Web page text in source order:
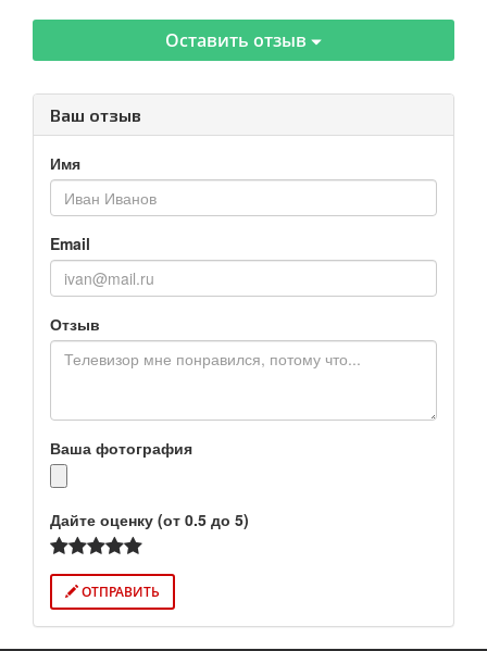
Оставить отзыв
Ваш отзыв
Имя
Email
Отзыв
Ваша фотография
Дайте оценку (от 0.5 до 5)
ОТПРАВИТЬ